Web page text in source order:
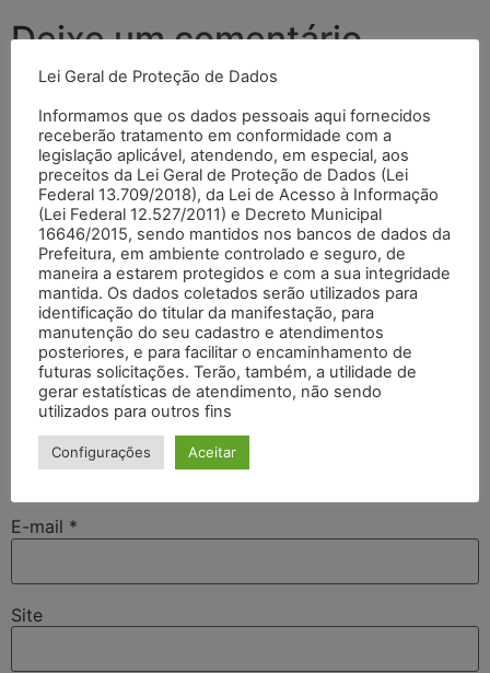
Deixe um comentário
O seu endereço de e-mail não será publicado.
obrigatórios são marcados com*
Comentário *
Nome*
E-mail *
Site
Lei Geral de Proteção de Dados
Informamos que os dados pessoais aqui fornecidos
receberão tratamento em conformidade com a
legislação aplicável, atendendo, em especial, aos
preceitos da Lei Geral de Proteção de Dados (Lei
Federal 13.709/2018), da Lei de Acesso à Informação
(Lei Federal 12.527/2011) e Decreto Municipal
16646/2015, sendo mantidos nos bancos de dados da
Prefeitura, em ambiente controlado e seguro, de
maneira a estarem protegidos e com a sua integridade
mantida. Os dados coletados serão utilizados para
identificação do titular da manifestação, para
manutenção do seu cadastro e atendimentos
posteriores, e para facilitar o encaminhamento de
futuras solicitações. Terão, também, a utilidade de
gerar estatísticas de atendimento, não sendo
utilizados para outros fins
Configurações Aceitar